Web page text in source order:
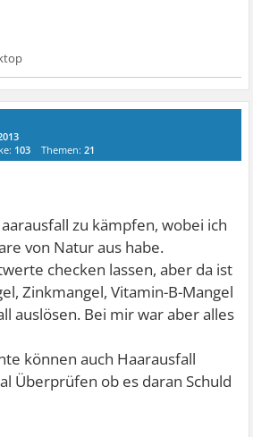
103 Themen:21
zu kämpfen, wobei ich
von Natur aus habe.
checken lassen, aber da ist
Zinkmangel, Vitamin-B-Mangel
auslösen. Bei mir war aber alles
können auch Haarausfall
Überprüfen ob es daran Schuld